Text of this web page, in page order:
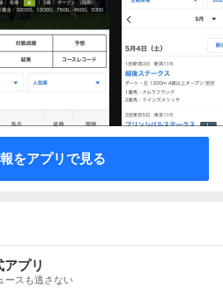
をアプリで見る
プリ
ースも逃さない